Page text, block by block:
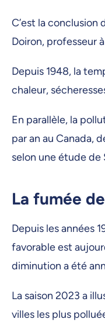
C’est la conclusion
Doiron, professeur
Depuis 1948, la
chaleur,
En parallèle, la
par an au Canada,
selon une étude de
La fumée
Depuis les années
favorable est
diminution a été
La saison 2023 a
villes les plus